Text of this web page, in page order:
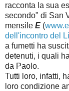
racconta la sua
secondo" di San
mensile E (
dell'incontro del
a fumetti ha
detenuti, i quali
da Paolo.
Tutti loro, infatti,
loro condizione